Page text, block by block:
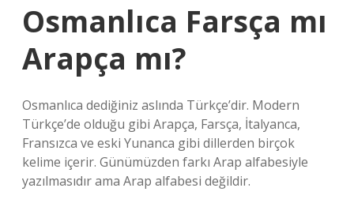
Osmanlıca Farsça mı
Arapça mı?
Osmanlıca dediğiniz aslında Türkçe’dir. Modern
Türkçe’de olduğu gibi Arapça, Farsça, İtalyanca,
Fransızca ve eski Yunanca gibi dillerden birçok
kelime içerir. Günümüzden farkı Arap alfabesiyle
yazılmasıdır ama Arap alfabesi değildir.